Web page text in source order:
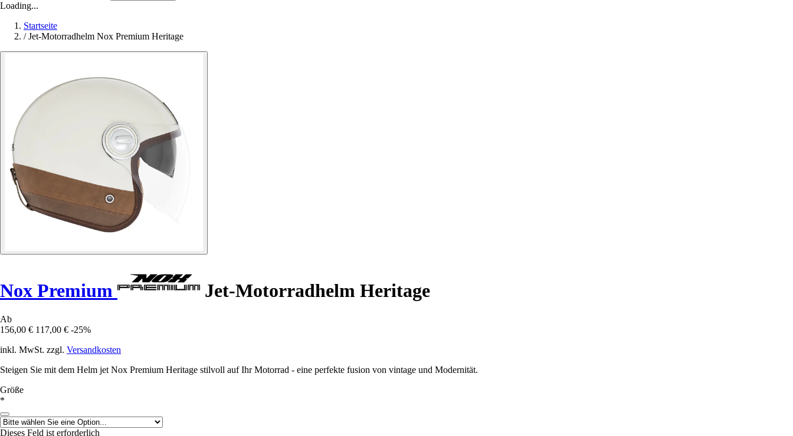
Loading...
Startseite
/ Jet-Motorradhelm Nox Premium Heritage
Nox Premium Jet-Motorradhelm Heritage
Ab
156,00 € 117,00 € -25%
inkl. MwSt. zzgl. Versandkosten
Steigen Sie mit dem Helm jet Nox Premium Heritage stilvoll auf Ihr Motorrad - eine perfekte fusion von vintage und Modernität.
Größe
*
Dieses Feld ist erforderlich